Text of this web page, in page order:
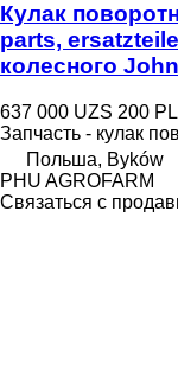
Кулак
parts,
колесного
637 000 UZS 200
Запчасть - кулак
Польша, Byków
PHU AGROFARM
Связаться с